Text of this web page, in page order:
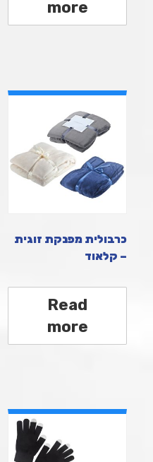
more
כרבולית מפנקת זוגית
– קלאוד
Read
more